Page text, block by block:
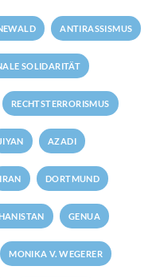
ANTIRASSISMUS
SOLIDARITÄT
RECHTSTERRORISMUS
JIYAN AZADI
IRAN DORTMUND
GENUA
MONIKA V. WEGERER